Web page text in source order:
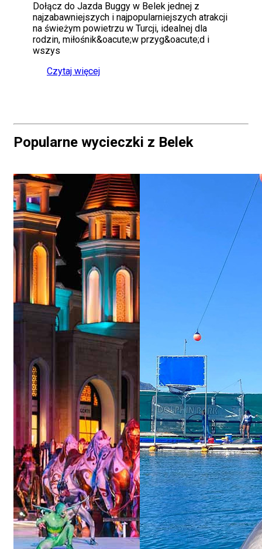
Dołącz do Jazda Buggy w Belek jednej z
najzabawniejszych i najpopularniejszych atrakcji
na świeżym powietrzu w Turcji, idealnej dla
rodzin, miłośnik&oacute;w przyg&oacute;d i
wszys
Czytaj więcej
Popularne wycieczki z Belek